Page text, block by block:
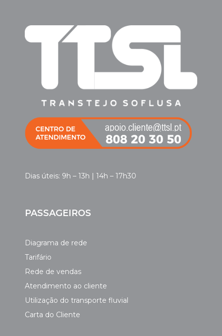
Dias úteis: 9h – 13h | 14h – 17h30
PASSAGEIROS
Diagrama de rede
Tarifário
Rede de vendas
Atendimento ao cliente
Utilização do transporte fluvial
Carta do Cliente